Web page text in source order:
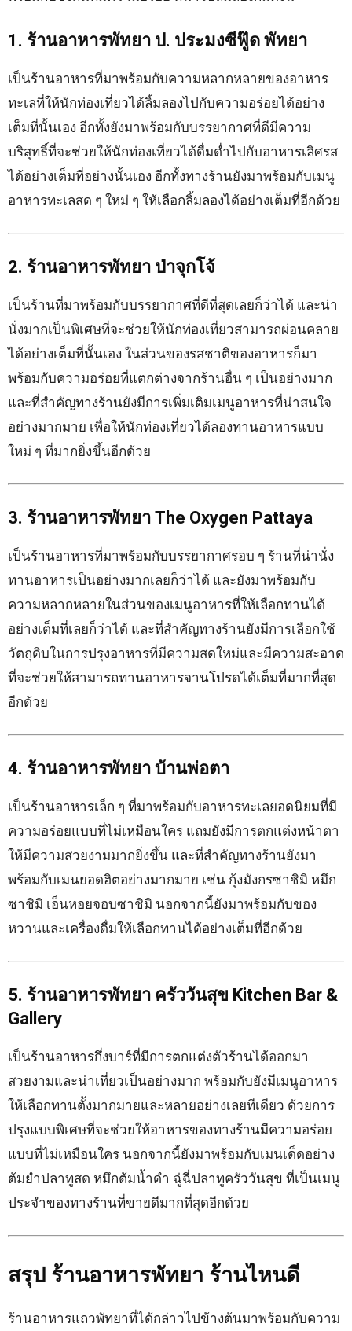
1. ร้านอาหารพัทยา ป. ประมงซีฟู๊ด พัทยา
เป็นร้านอาหารที่มาพร้อมกับความหลากหลายของอาหาร
ทะเลที่ให้นักท่องเที่ยวได้ลิ้มลองไปกับความอร่อยได้อย่าง
เต็มที่นั้นเอง อีกทั้งยังมาพร้อมกับบรรยากาศที่ดีมีความ
บริสุทธิ์ที่จะช่วยให้นักท่องเที่ยวได้ดื่มด่ำไปกับอาหารเลิศรส
ได้อย่างเต็มที่อย่างนั้นเอง อีกทั้งทางร้านยังมาพร้อมกับเมนู
อาหารทะเลสด ๆ ใหม่ ๆ ให้เลือกลิ้มลองได้อย่างเต็มที่อีกด้วย
2. ร้านอาหารพัทยา ป่าจุกโจ้
เป็นร้านที่มาพร้อมกับบรรยากาศที่ดีที่สุดเลยก็ว่าได้ และน่า
นั่งมากเป็นพิเศษที่จะช่วยให้นักท่องเที่ยวสามารถผ่อนคลาย
ได้อย่างเต็มที่นั้นเอง ในส่วนของรสชาติของอาหารก็มา
พร้อมกับความอร่อยที่แตกต่างจากร้านอื่น ๆ เป็นอย่างมาก
และที่สำคัญทางร้านยังมีการเพิ่มเติมเมนูอาหารที่น่าสนใจ
อย่างมากมาย เพื่อให้นักท่องเที่ยวได้ลองทานอาหารแบบ
ใหม่ ๆ ที่มากยิ่งขึ้นอีกด้วย
3. ร้านอาหารพัทยา The Oxygen Pattaya
เป็นร้านอาหารที่มาพร้อมกับบรรยากาศรอบ ๆ ร้านที่น่านั่ง
ทานอาหารเป็นอย่างมากเลยก็ว่าได้ และยังมาพร้อมกับ
ความหลากหลายในส่วนของเมนูอาหารที่ให้เลือกทานได้
อย่างเต็มที่เลยก็ว่าได้ และที่สำคัญทางร้านยังมีการเลือกใช้
วัตถุดิบในการปรุงอาหารที่มีความสดใหม่และมีความสะอาด
ที่จะช่วยให้สามารถทานอาหารจานโปรดได้เต็มที่มากที่สุด
อีกด้วย
4. ร้านอาหารพัทยา บ้านพ่อตา
เป็นร้านอาหารเล็ก ๆ ที่มาพร้อมกับอาหารทะเลยอดนิยมที่มี
ความอร่อยแบบที่ไม่เหมือนใคร แถมยังมีการตกแต่งหน้าตา
ให้มีความสวยงามมากยิ่งขึ้น และที่สำคัญทางร้านยังมา
พร้อมกับเมนยอดฮิตอย่างมากมาย เช่น กุ้งมังกรซาชิมิ หมึก
ซาชิมิ เอ็นหอยจอบซาชิมิ นอกจากนี้ยังมาพร้อมกับของ
หวานและเครื่องดื่มให้เลือกทานได้อย่างเต็มที่อีกด้วย
5. ร้านอาหารพัทยา ครัววันสุข Kitchen Bar &
Gallery
เป็นร้านอาหารกึ่งบาร์ที่มีการตกแต่งตัวร้านได้ออกมา
สวยงามและน่าเที่ยวเป็นอย่างมาก พร้อมกับยังมีเมนูอาหาร
ให้เลือกทานตั้งมากมายและหลายอย่างเลยทีเดียว ด้วยการ
ปรุงแบบพิเศษที่จะช่วยให้อาหารของทางร้านมีความอร่อย
แบบที่ไม่เหมือนใคร นอกจากนี้ยังมาพร้อมกับเมนเด็ดอย่าง
ต้มยำปลาทูสด หมึกต้มน้ำดำ ฉู่ฉี่ปลาทูครัววันสุข ที่เป็นเมนู
ประจำของทางร้านที่ขายดีมากที่สุดอีกด้วย
สรุป ร้านอาหารพัทยา ร้านไหนดี
ร้านอาหารแถวพัทยาที่ได้กล่าวไปข้างต้นมาพร้อมกับความ